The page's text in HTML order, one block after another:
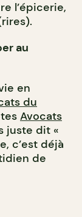
l’épicerie,
au
en
du
Avocats
juste dit «
c’est déjà
de